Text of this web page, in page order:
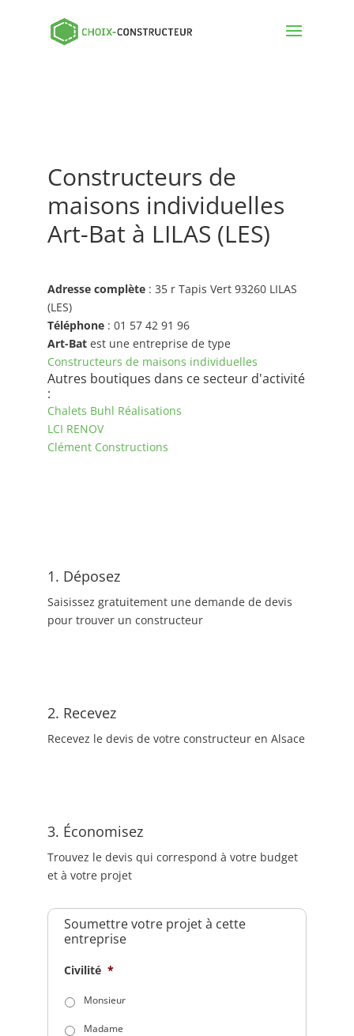
Constructeurs de
maisons individuelles
Art-Bat à LILAS (LES)
Adresse complète: 35 r Tapis Vert 93260 LILAS
(LES)
Téléphone: 01 57 42 91 96
Art-Batest une entreprise de type
Constructeurs de maisons individuelles
Autres boutiques dans ce secteur d'activité
:
Chalets Buhl Réalisations
LCI RENOV
Clément Constructions
1. Déposez
Saisissez gratuitement une demande de devis
pour trouver un constructeur
2. Recevez
Recevez le devis de votre constructeur en Alsace
3. Économisez
Trouvez le devis qui correspond à votre budget
et à votre projet
Soumettre votre projet à cette
entreprise
Civilité *
Monsieur
Madame